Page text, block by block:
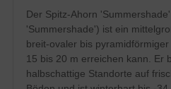
Blatt
Sommergrün,
Ende
bei der
bronzefarben,
ledrig, haften
Baum, bis zu
Der Spitz-Ahorn
'Summershade') ist ein
breit-ovaler bis
15 bis 20 m erreichen kann. Er
halbschattige Standorte auf